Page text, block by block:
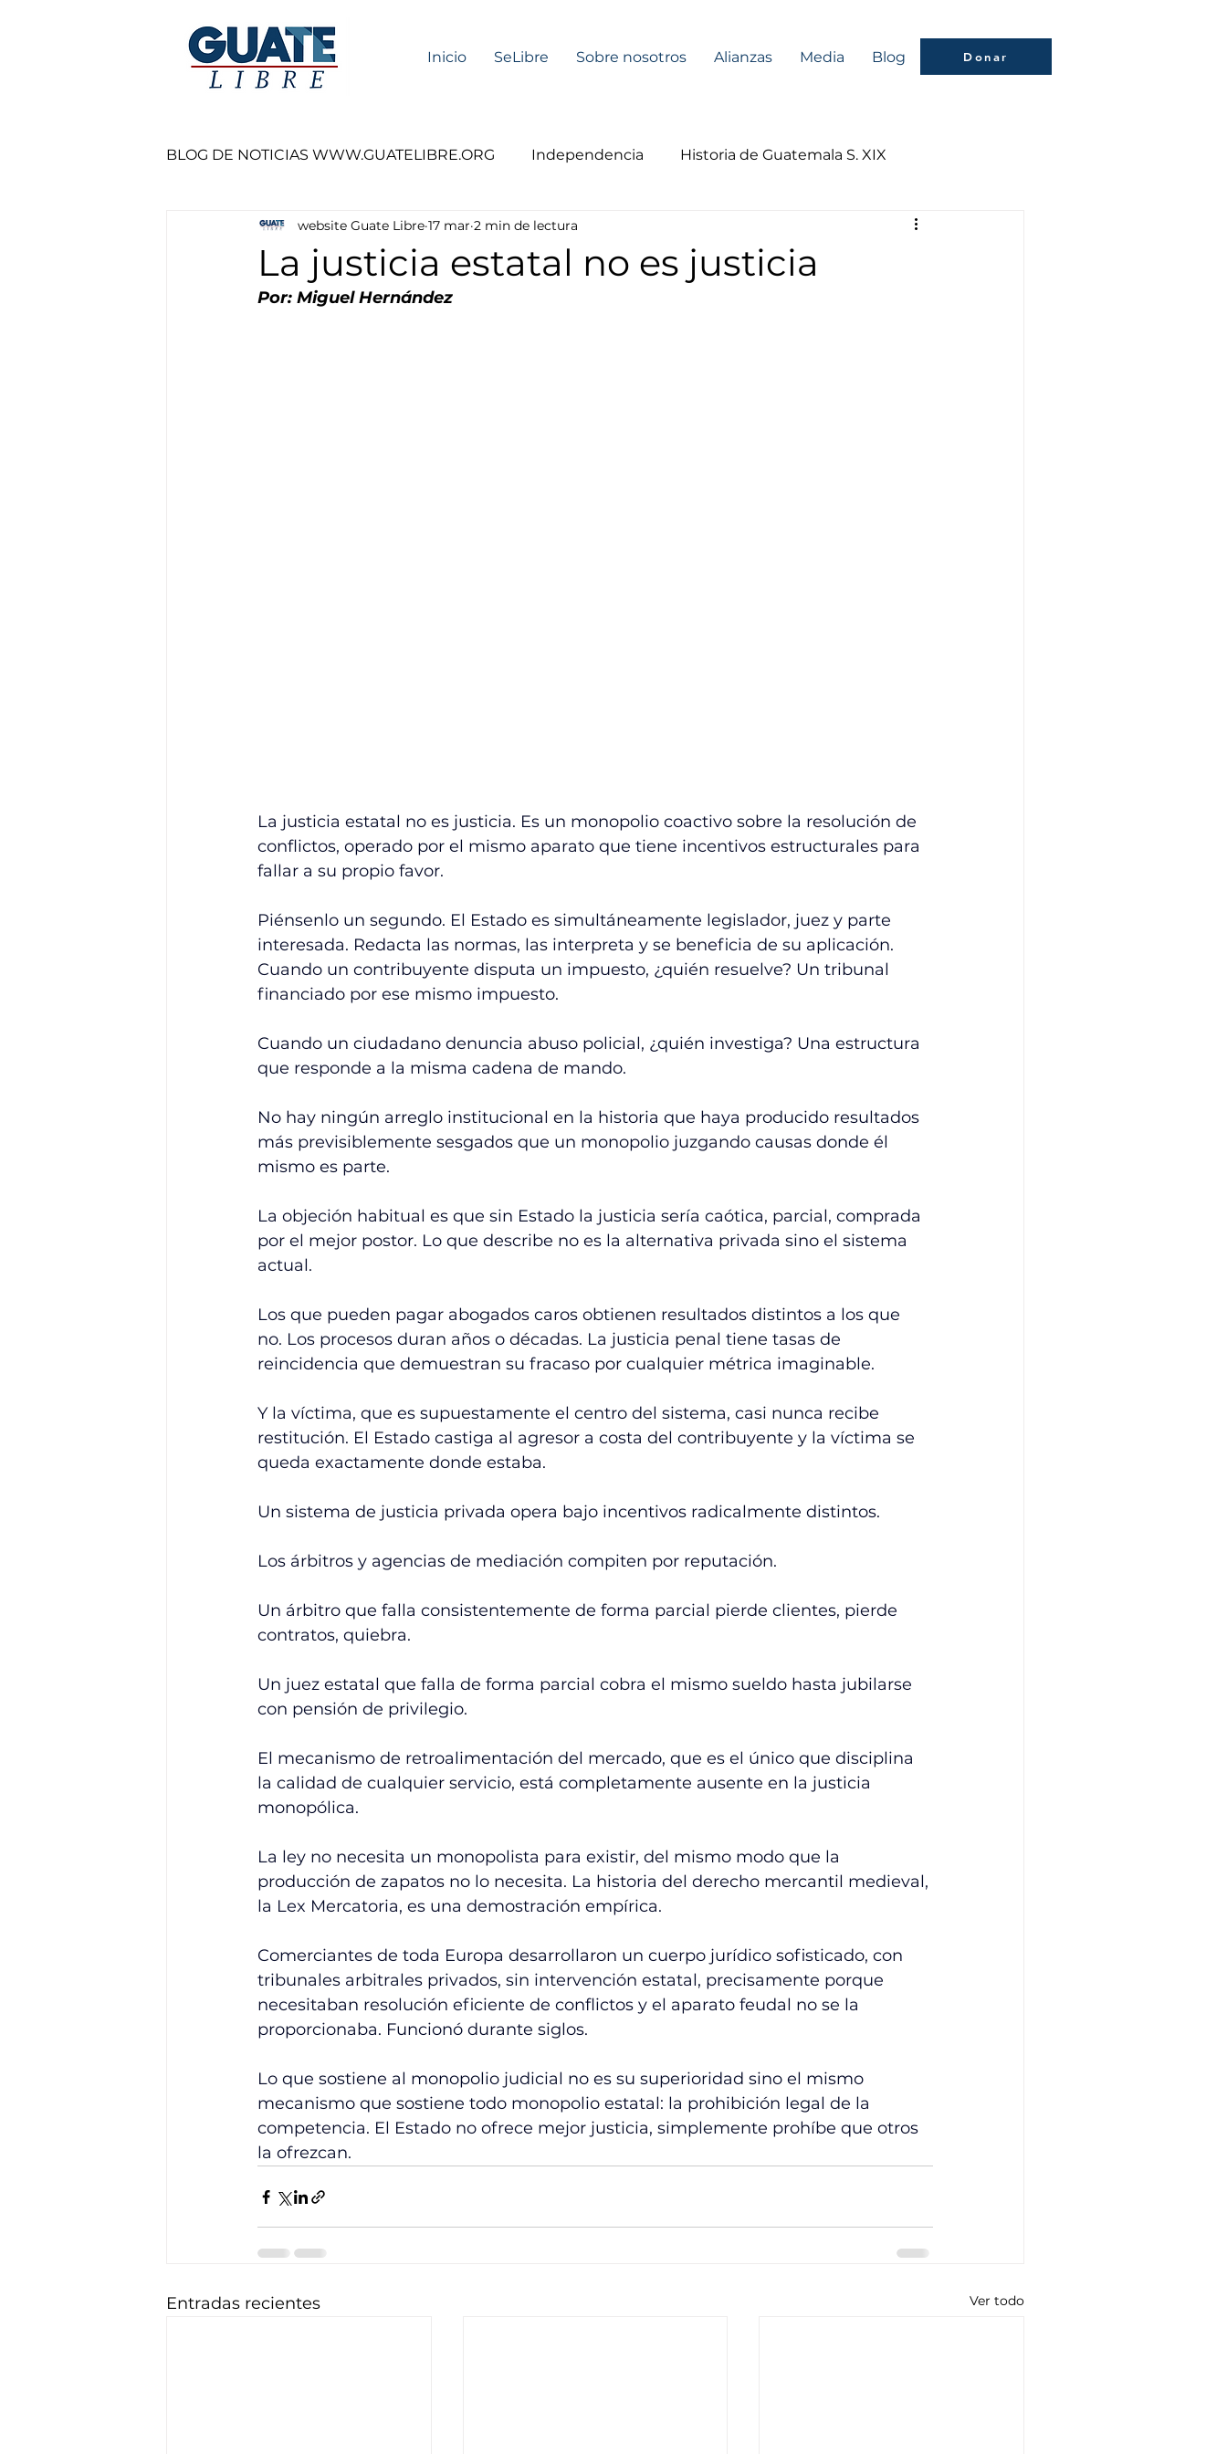
Inicio SeLibre Sobre nosotros Alianzas Media Blog Donar
BLOG DE NOTICIAS WWW.GUATELIBRE.ORG Independencia Historia de Guatemala S. XIX
La justicia estatal no es justicia
website Guate Libre 17 mar 2 min de lectura
Por: Miguel Hernández
La justicia estatal no es justicia. Es un monopolio coactivo sobre la resolución de
conflictos, operado por el mismo aparato que tiene incentivos estructurales para
fallar a su propio favor.
Piénsenlo un segundo. El Estado es simultáneamente legislador, juez y parte
interesada. Redacta las normas, las interpreta y se beneficia de su aplicación.
Cuando un contribuyente disputa un impuesto, ¿quién resuelve? Un tribunal
financiado por ese mismo impuesto.
Cuando un ciudadano denuncia abuso policial, ¿quién investiga? Una estructura
que responde a la misma cadena de mando.
No hay ningún arreglo institucional en la historia que haya producido resultados
más previsiblemente sesgados que un monopolio juzgando causas donde él
mismo es parte.
La objeción habitual es que sin Estado la justicia sería caótica, parcial, comprada
por el mejor postor. Lo que describe no es la alternativa privada sino el sistema
actual.
Los que pueden pagar abogados caros obtienen resultados distintos a los que
no. Los procesos duran años o décadas. La justicia penal tiene tasas de
reincidencia que demuestran su fracaso por cualquier métrica imaginable.
Y la víctima, que es supuestamente el centro del sistema, casi nunca recibe
restitución. El Estado castiga al agresor a costa del contribuyente y la víctima se
queda exactamente donde estaba.
Un sistema de justicia privada opera bajo incentivos radicalmente distintos.
Los árbitros y agencias de mediación compiten por reputación.
Un árbitro que falla consistentemente de forma parcial pierde clientes, pierde
contratos, quiebra.
Un juez estatal que falla de forma parcial cobra el mismo sueldo hasta jubilarse
con pensión de privilegio.
El mecanismo de retroalimentación del mercado, que es el único que disciplina
la calidad de cualquier servicio, está completamente ausente en la justicia
monopólica.
La ley no necesita un monopolista para existir, del mismo modo que la
producción de zapatos no lo necesita. La historia del derecho mercantil medieval,
la Lex Mercatoria, es una demostración empírica.
Comerciantes de toda Europa desarrollaron un cuerpo jurídico sofisticado, con
tribunales arbitrales privados, sin intervención estatal, precisamente porque
necesitaban resolución eficiente de conflictos y el aparato feudal no se la
proporcionaba. Funcionó durante siglos.
Lo que sostiene al monopolio judicial no es su superioridad sino el mismo
mecanismo que sostiene todo monopolio estatal: la prohibición legal de la
competencia. El Estado no ofrece mejor justicia, simplemente prohíbe que otros
la ofrezcan.
Entradas recientes Ver todo